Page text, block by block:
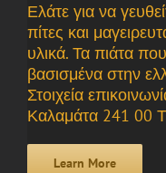
Ελάτε για να
πίτες και
υλικά. Τα πιάτα
βασισμένα στην
Στοιχεία
Καλαμάτα 241 00
Learn More